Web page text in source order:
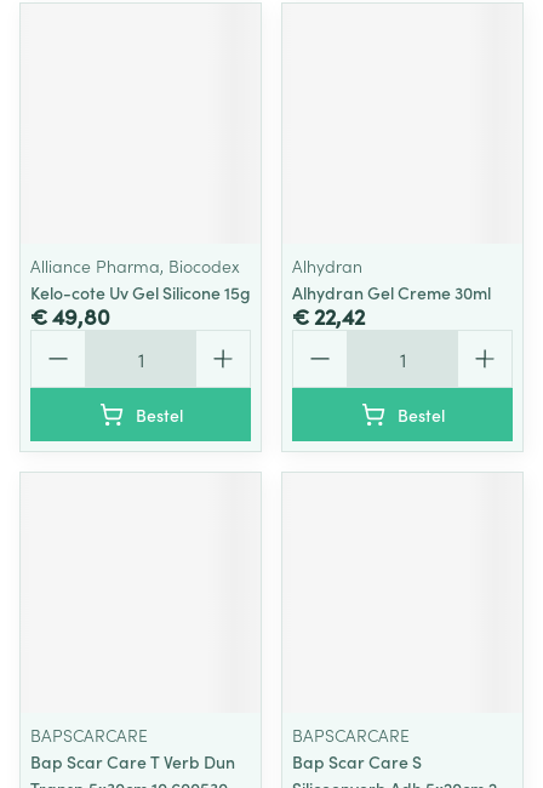
Alliance Pharma, Biocodex
Kelo-cote Uv Gel Silicone 15g
€ 49,80
Bestel
Alhydran
Alhydran Gel Creme 30ml
€ 22,42
Bestel
BAPSCARCARE
Bap Scar Care T Verb Dun
BAPSCARCARE
Bap Scar Care S